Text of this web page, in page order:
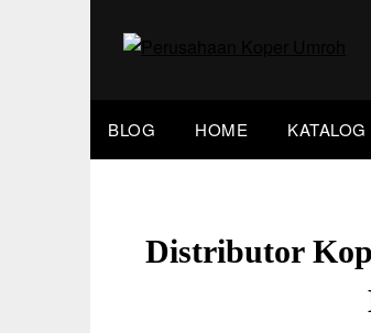
BLOG HOME KATALOG
Distributor